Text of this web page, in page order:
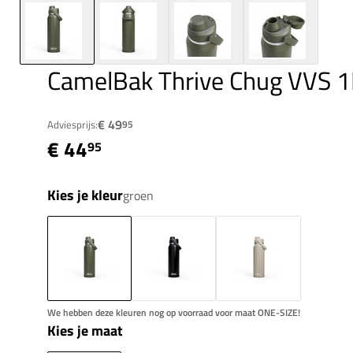
CamelBak Thrive Chug VVS
Adviesprijs:€ 4995
€ 4495
Kies je kleurgroen
We hebben deze kleuren nog op voorraad voor maat ONE-SIZE!
Kies je maat